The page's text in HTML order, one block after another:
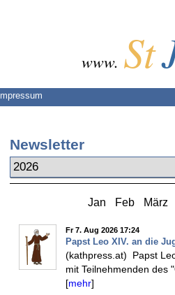
www. St
Impressum
Newsletter
Jan Feb März
Fr 7. Aug 2026 17:24
Papst Leo XIV. an die
(kathpress.at) Papst
mit Teilnehmenden des
[mehr]